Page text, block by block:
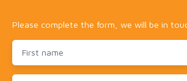
Please complete the form, we will be in
First name